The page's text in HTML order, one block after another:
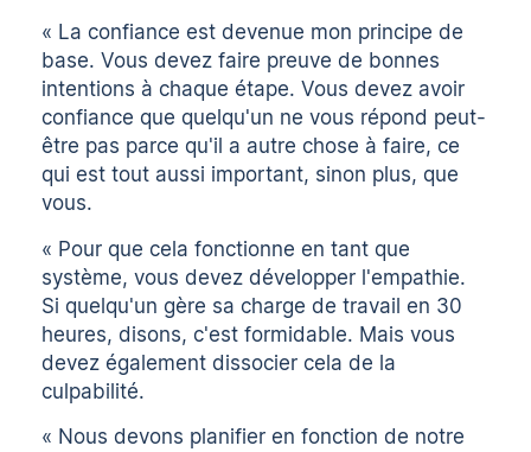
« La confiance est devenue mon principe de
base. Vous devez faire preuve de bonnes
intentions à chaque étape. Vous devez avoir
confiance que quelqu'un ne vous répond peut-
être pas parce qu'il a autre chose à faire, ce
qui est tout aussi important, sinon plus, que
vous.
« Pour que cela fonctionne en tant que
système, vous devez développer l'empathie.
Si quelqu'un gère sa charge de travail en 30
heures, disons, c'est formidable. Mais vous
devez également dissocier cela de la
culpabilité.
« Nous devons planifier en fonction de notre